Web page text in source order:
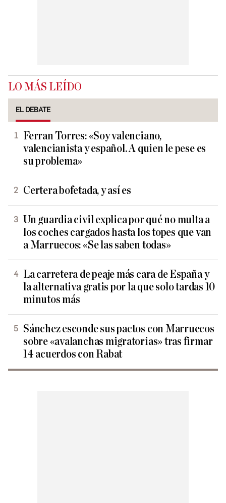
LO MÁS LEÍDO
EL DEBATE
Ferran Torres: «Soy valenciano,
valencianista y español. A quien le pese es
su problema»
Certera bofetada, y así es
Un guardia civil explica por qué no multa a
los coches cargados hasta los topes que van
a Marruecos: «Se las saben todas»
La carretera de peaje más cara de España y
la alternativa gratis por la que solo tardas 10
minutos más
Sánchez esconde sus pactos con Marruecos
sobre «avalanchas migratorias» tras firmar
14 acuerdos con Rabat